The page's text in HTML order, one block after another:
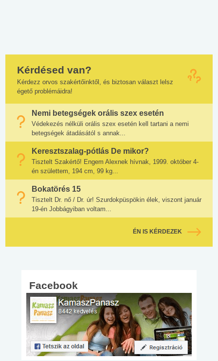
Kérdésed van?
Kérdezz orvos szakértőinktől, és biztosan választ lelsz
égető problémáidra!
Nemi betegségek orális szex esetén
Védekezés nélküli orális szex esetén kell tartani a nemi
betegségek átadásától s annak...
Keresztszalag-pótlás De mikor?
Tisztelt Szakértő! Engem Alexnek hívnak, 1999. október 4-
én születtem, 194 cm, 99 kg...
Bokatörés 15
Tisztelt Dr. nő / Dr. úr! Szurdokpüspökin élek, viszont január
19-én Jobbágyiban voltam...
ÉN IS KÉRDEZEK
Facebook